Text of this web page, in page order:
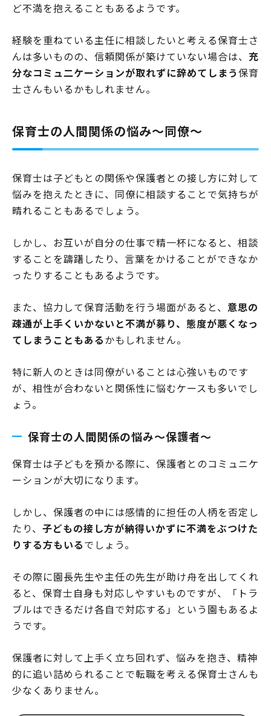
ど不満を抱えることもあるようです。
経験を重ねている主任に相談したいと考える保育士さ
んは多いものの、信頼関係が築けていない場合は、 充
分なコミュ二ケーションが取れずに辞めてしまう保育
士さんもいるかもしれません。
保育士の人間関係の悩み～同僚～
保育士は子どもとの関係や保護者との接し方に対して
悩みを抱えたときに、同僚に相談することで気持ちが
晴れることもあるでしょう。
しかし、お互いが自分の仕事で精一杯になると、相談
することを躊躇したり、言葉をかけることができなか
ったりすることもあるようです。
また、協力して保育活動を行う場面があると、 意思の
疎通が上手くいかないと不満が募り、態度が悪くなっ
てしまうこともあるかもしれません。
特に新人のときは同僚がいることは心強いものです
が、相性が合わないと関係性に悩むケースも多いでし
ょう。
保育士の人間関係の悩み～保護者～
保育士は子どもを預かる際に、保護者とのコミュニケ
ーションが大切になります。
しかし、保護者の中には感情的に担任の人柄を否定し
たり、 子どもの接し方が納得いかずに不満をぶつけた
りする方もいるでしょう。
その際に園長先生や主任の先生が助け舟を出してくれ
ると、保育士自身も対応しやすいものですが、「トラ
ブルはできるだけ各自で対応する」という園もあるよ
うです。
保護者に対して上手く立ち回れず、悩みを抱き、精神
的に追い詰められることで転職を考える保育士さんも
少なくありません。